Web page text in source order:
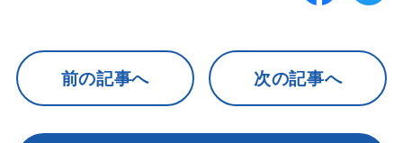
前の記事へ 次の記事へ